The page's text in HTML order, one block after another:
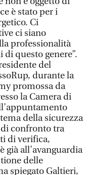
è stato per i
Ci
ci siano
professionalità
questo genere”.
del
durante la
promossa da
la Camera di
della sicurezza
confronto tra
di verifica,
già all’avanguardia
delle
spiegato Galtieri,